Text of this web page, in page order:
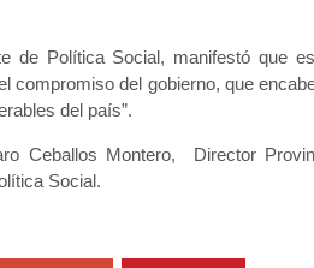
de Política Social, manifestó que
compromiso del gobierno, que
del país”.
Ceballos Montero, Director
Social.